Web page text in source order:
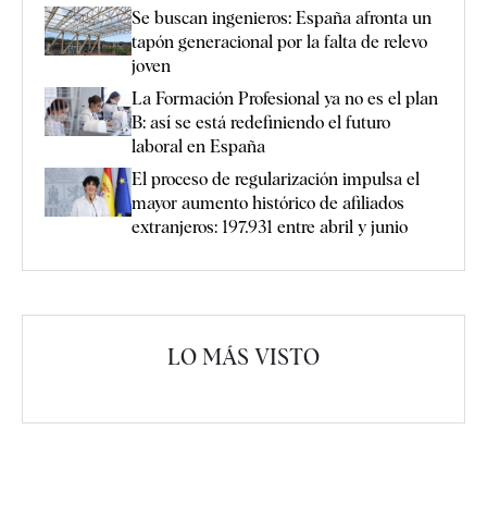
Se buscan ingenieros: España afronta un
tapón generacional por la falta de relevo
joven
La Formación Profesional ya no es el plan
B: así se está redefiniendo el futuro
laboral en España
El proceso de regularización impulsa el
mayor aumento histórico de afiliados
extranjeros: 197.931 entre abril y junio
LO MÁS VISTO